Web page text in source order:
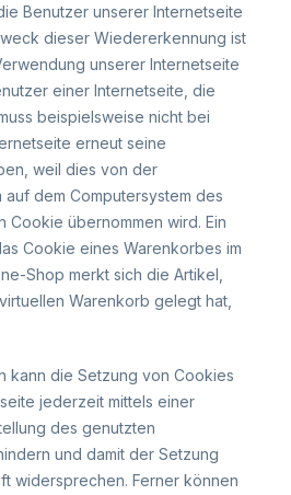
Benutzer unserer Internetseite
dieser Wiedererkennung ist
unserer Internetseite
einer Internetseite, die
beispielsweise nicht bei
erneut seine
weil dies von der
dem Computersystem des
Cookie übernommen wird. Ein
Cookie eines Warenkorbes im
Shop merkt sich die Artikel,
Warenkorb gelegt hat,
kann die Setzung von Cookies
jederzeit mittels einer
des genutzten
und damit der Setzung
widersprechen. Ferner können